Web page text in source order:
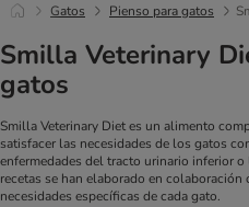
Gatos Pienso para gatos
Smilla Veterinary
gatos
Smilla Veterinary Diet es un alimento
satisfacer las necesidades de los gatos
enfermedades del tracto urinario inferior
recetas se han elaborado en
necesidades específicas de cada gato.